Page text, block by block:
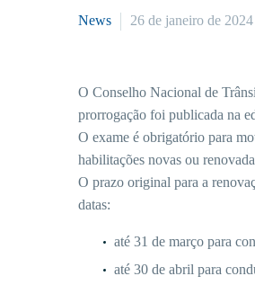
News 26 de janeiro de 2024
O Conselho Nacional de
prorrogação foi publicada na
O exame é obrigatório para
habilitações novas ou
O prazo original para a
datas:
até 31 de março para
até 30 de abril para